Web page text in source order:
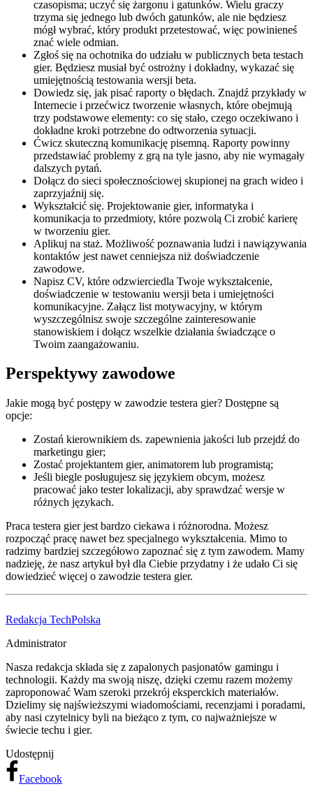
czasopisma; uczyć się żargonu i gatunków. Wielu graczy
trzyma się jednego lub dwóch gatunków, ale nie będziesz
mógł wybrać, który produkt przetestować, więc powinieneś
znać wiele odmian.
Zgłoś się na ochotnika do udziału w publicznych beta testach
gier. Będziesz musiał być ostrożny i dokładny, wykazać się
umiejętnością testowania wersji beta.
Dowiedz się, jak pisać raporty o błędach. Znajdź przykłady w
Internecie i przećwicz tworzenie własnych, które obejmują
trzy podstawowe elementy: co się stało, czego oczekiwano i
dokładne kroki potrzebne do odtworzenia sytuacji.
Ćwicz skuteczną komunikację pisemną. Raporty powinny
przedstawiać problemy z grą na tyle jasno, aby nie wymagały
dalszych pytań.
Dołącz do sieci społecznościowej skupionej na grach wideo i
zaprzyjaźnij się.
Wykształcić się. Projektowanie gier, informatyka i
komunikacja to przedmioty, które pozwolą Ci zrobić karierę
w tworzeniu gier.
Aplikuj na staż. Możliwość poznawania ludzi i nawiązywania
kontaktów jest nawet cenniejsza niż doświadczenie
zawodowe.
Napisz CV, które odzwierciedla Twoje wykształcenie,
doświadczenie w testowaniu wersji beta i umiejętności
komunikacyjne. Załącz list motywacyjny, w którym
wyszczególnisz swoje szczególne zainteresowanie
stanowiskiem i dołącz wszelkie działania świadczące o
Twoim zaangażowaniu.
Perspektywy zawodowe
Jakie mogą być postępy w zawodzie testera gier? Dostępne są
opcje:
Zostań kierownikiem ds. zapewnienia jakości lub przejdź do
marketingu gier;
Zostać projektantem gier, animatorem lub programistą;
Jeśli biegle posługujesz się językiem obcym, możesz
pracować jako tester lokalizacji, aby sprawdzać wersje w
różnych językach.
Praca testera gier jest bardzo ciekawa i różnorodna. Możesz
rozpocząć pracę nawet bez specjalnego wykształcenia. Mimo to
radzimy bardziej szczegółowo zapoznać się z tym zawodem. Mamy
nadzieję, że nasz artykuł był dla Ciebie przydatny i że udało Ci się
dowiedzieć więcej o zawodzie testera gier.
Redakcja TechPolska
Administrator
Nasza redakcja składa się z zapalonych pasjonatów gamingu i
technologii. Każdy ma swoją niszę, dzięki czemu razem możemy
zaproponować Wam szeroki przekrój eksperckich materiałów.
Dzielimy się najświeższymi wiadomościami, recenzjami i poradami,
aby nasi czytelnicy byli na bieżąco z tym, co najważniejsze w
świecie techu i gier.
Udostępnij
Facebook